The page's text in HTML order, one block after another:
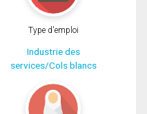
Type d'emploi
Industrie des
services/Cols blancs